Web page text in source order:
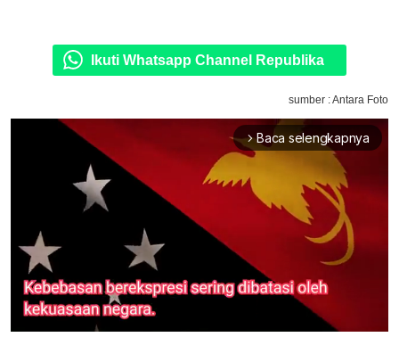
Ikuti Whatsapp Channel Republika
sumber : Antara Foto
arrow_forward_ios Baca selengkapnya